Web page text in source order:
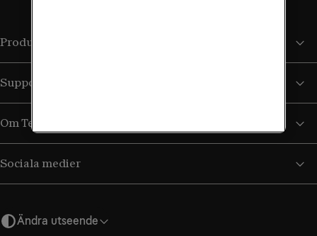
Produkter och tjänster
Support
Om Tele2
Sociala medier
Ändra utseende